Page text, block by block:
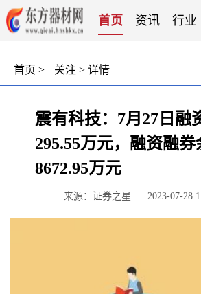
首页 资讯 行业
首页 > 关注 > 详情
震有科技：7月27日融
295.55万元，融资融券
8672.95万元
来源：证券之星 2023-07-28